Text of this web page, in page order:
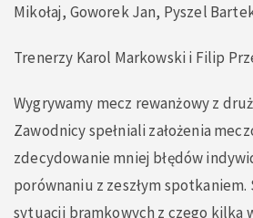
Mikołaj, Goworek Jan, Pyszel
Trenerzy Karol Markowski i Filip
Wygrywamy mecz rewanżowy z
Zawodnicy spełniali założenia
zdecydowanie mniej błędów
porównaniu z zeszłym
sytuacji bramkowych z czego kilka